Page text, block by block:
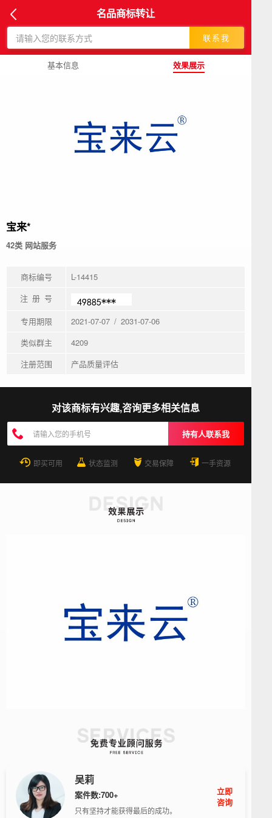
名品商标转让
联系我
基本信息 效果展示
宝来*
42类 网站服务
商标编号
L-14415
注 册 号
专用期限
2021-07-07 / 2031-07-06
类似群主
4209
注册范围
产品质量评估
对该商标有兴趣,咨询更多相关信息
持有人联系我
即买可用 状态监测 交易保障 一手资源
吴莉
案件数:700+
只有坚持才能获得最后的成功。
立即
咨询